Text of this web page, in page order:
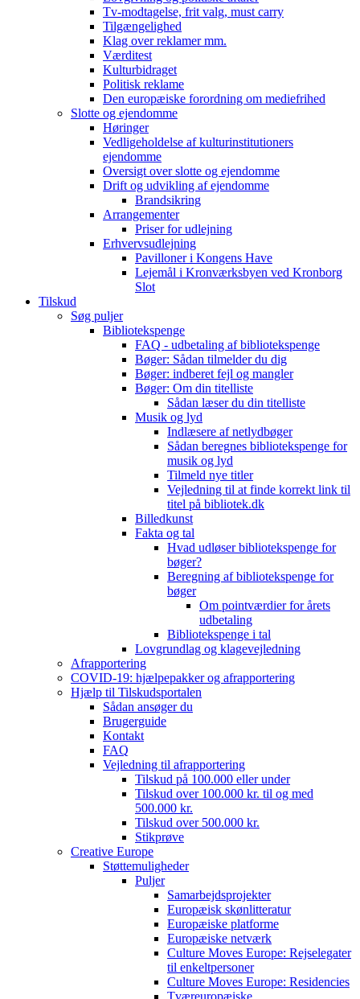
Tv-modtagelse, frit valg, must carry
Tilgængelighed
Klag over reklamer mm.
Værditest
Kulturbidraget
Politisk reklame
Den europæiske forordning om mediefrihed
Slotte og ejendomme
Høringer
Vedligeholdelse af kulturinstitutioners
ejendomme
Oversigt over slotte og ejendomme
Drift og udvikling af ejendomme
Brandsikring
Arrangementer
Priser for udlejning
Erhvervsudlejning
Pavilloner i Kongens Have
Lejemål i Kronværksbyen ved Kronborg
Slot
Tilskud
Søg puljer
Bibliotekspenge
FAQ - udbetaling af bibliotekspenge
Bøger: Sådan tilmelder du dig
Bøger: indberet fejl og mangler
Bøger: Om din titelliste
Sådan læser du din titelliste
Musik og lyd
Indlæsere af netlydbøger
Sådan beregnes bibliotekspenge for
musik og lyd
Tilmeld nye titler
Vejledning til at finde korrekt link til
titel på bibliotek.dk
Billedkunst
Fakta og tal
Hvad udløser bibliotekspenge for
bøger?
Beregning af bibliotekspenge for
bøger
Om pointværdier for årets
udbetaling
Bibliotekspenge i tal
Lovgrundlag og klagevejledning
Afrapportering
COVID-19: hjælpepakker og afrapportering
Hjælp til Tilskudsportalen
Sådan ansøger du
Brugerguide
Kontakt
FAQ
Vejledning til afrapportering
Tilskud på 100.000 eller under
Tilskud over 100.000 kr. til og med
500.000 kr.
Tilskud over 500.000 kr.
Stikprøve
Creative Europe
Støttemuligheder
Puljer
Samarbejdsprojekter
Europæisk skønlitteratur
Europæiske platforme
Europæiske netværk
Culture Moves Europe: Rejselegater
til enkeltpersoner
Culture Moves Europe: Residencies
Tværeuropæiske